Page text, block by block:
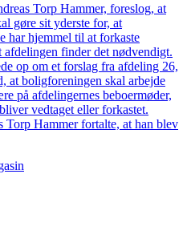
Torp Hammer, foreslog, at
gøre sit yderste for, at
har hjemmel til at forkaste
afdelingen finder det nødvendigt.
op om et forslag fra afdeling 26,
at boligforeningen skal arbejde
på afdelingernes beboermøder,
vedtaget eller forkastet.
Torp Hammer fortalte, at han blev